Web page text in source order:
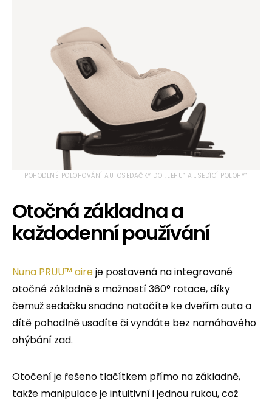
POHODLNÉ POLOHOVÁNÍ AUTOSEDAČKY DO „LEHU“ A „SEDÍCÍ POLOHY“
Otočná základna a
každodenní používání
Nuna PRUU™ aireje postavená na integrované
otočné základně s možností 360° rotace, díky
čemuž sedačku snadno natočíte ke dveřím auta a
dítě pohodlně usadíte či vyndáte bez namáhavého
ohýbání zad.
Otočení je řešeno tlačítkem přímo na základně,
takže manipulace je intuitivní i jednou rukou, což